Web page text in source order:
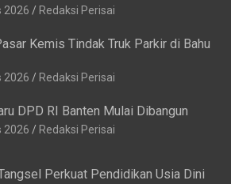
2026 Redaksi Perisai
Kemis Tindak Truk Parkir di Bahu
2026 Redaksi Perisai
DPD RI Banten Mulai Dibangun
2026 Redaksi Perisai
Perkuat Pendidikan Usia Dini